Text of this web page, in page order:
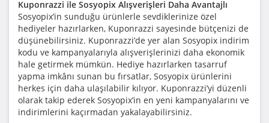
Kuponrazzi ile Sosyopix Alışverişleri Daha Avantajlı
Sosyopix’in sunduğu ürünlerle sevdiklerinize özel
hediyeler hazırlarken, Kuponrazzi sayesinde bütçenizi de
düşünebilirsiniz. Kuponrazzi’de yer alan Sosyopix indirim
kodu ve kampanyalarıyla alışverişlerinizi daha ekonomik
hale getirmek mümkün. Hediye hazırlarken tasarruf
yapma imkânı sunan bu fırsatlar, Sosyopix ürünlerini
herkes için daha ulaşılabilir kılıyor. Kuponrazzi’yi düzenli
olarak takip ederek Sosyopix’in en yeni kampanyalarını ve
indirimlerini kaçırmadan yakalayabilirsiniz.